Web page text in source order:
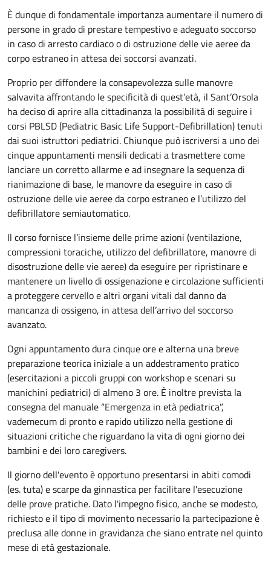
È dunque di fondamentale importanza aumentare il numero di
persone in grado di prestare tempestivo e adeguato soccorso
in caso di arresto cardiaco o di ostruzione delle vie aeree da
corpo estraneo in attesa dei soccorsi avanzati.
Proprio per diffondere la consapevolezza sulle manovre
salvavita affrontando le specificità di quest’età, il Sant’Orsola
ha deciso di aprire alla cittadinanza la possibilità di seguire i
corsi PBLSD (Pediatric Basic Life Support-Defibrillation) tenuti
dai suoi istruttori pediatrici. Chiunque può iscriversi a uno dei
cinque appuntamenti mensili dedicati a trasmettere come
lanciare un corretto allarme e ad insegnare la sequenza di
rianimazione di base, le manovre da eseguire in caso di
ostruzione delle vie aeree da corpo estraneo e l’utilizzo del
defibrillatore semiautomatico.
Il corso fornisce l’insieme delle prime azioni (ventilazione,
compressioni toraciche, utilizzo del defibrillatore, manovre di
disostruzione delle vie aeree) da eseguire per ripristinare e
mantenere un livello di ossigenazione e circolazione sufficienti
a proteggere cervello e altri organi vitali dal danno da
mancanza di ossigeno, in attesa dell’arrivo del soccorso
avanzato.
Ogni appuntamento dura cinque ore e alterna una breve
preparazione teorica iniziale a un addestramento pratico
(esercitazioni a piccoli gruppi con workshop e scenari su
manichini pediatrici) di almeno 3 ore. È inoltre prevista la
consegna del manuale “Emergenza in età pediatrica”,
vademecum di pronto e rapido utilizzo nella gestione di
situazioni critiche che riguardano la vita di ogni giorno dei
bambini e dei loro caregivers.
Il giorno dell'evento è opportuno presentarsi in abiti comodi
(es. tuta) e scarpe da ginnastica per facilitare l'esecuzione
delle prove pratiche. Dato l'impegno fisico, anche se modesto,
richiesto e il tipo di movimento necessario la partecipazione è
preclusa alle donne in gravidanza che siano entrate nel quinto
mese di età gestazionale.